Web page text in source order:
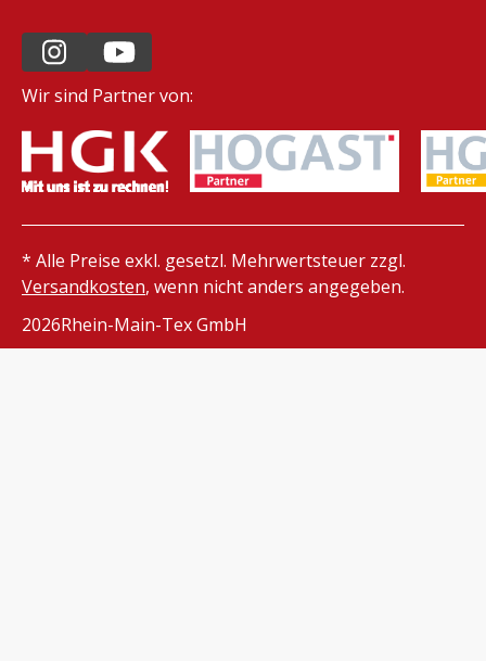
Wir sind Partner von:
* Alle Preise exkl. gesetzl. Mehrwertsteuer zzgl.
Versandkosten, wenn nicht anders angegeben.
2026Rhein-Main-Tex GmbH